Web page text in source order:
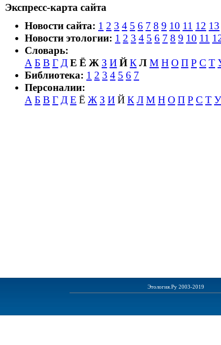
Экспресс-карта сайта
Новости сайта: 1 2 3 4 5 6 7 8 9 10 11 12 13
Новости этологии: 1 2 3 4 5 6 7 8 9 10 11
Словарь:
А Б В Г Д Е Ё Ж З И Й К Л М Н О П Р С Т
Библиотека: 1 2 3 4 5 6 7
Персоналии:
А Б В Г Д Е Ё Ж З И Й К Л М Н О П Р С Т У
Этология.Ру 2003-2019